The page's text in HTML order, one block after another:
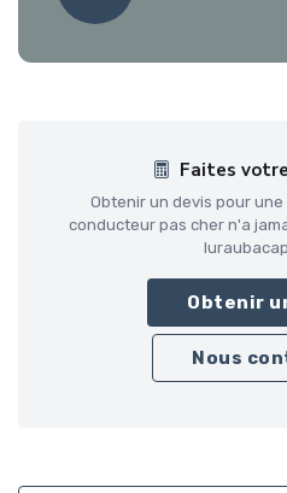
Faites
Obtenir un devis pour
conducteur pas cher n'a
Obtenir
Nous